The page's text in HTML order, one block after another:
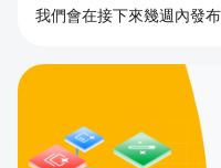
我們會在接下來幾週內發布